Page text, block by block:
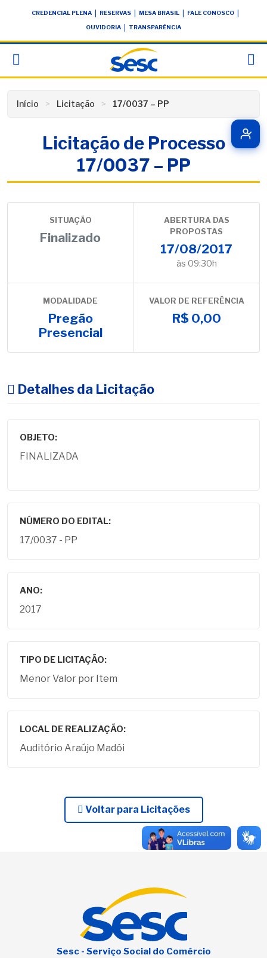
conteúdoCREDENCIAL PLENA RESERVAS MESA BRASIL FALE CONOSCO
OUVIDORIA TRANSPARÊNCIA
Início Licitação 17/0037 – PP
Licitação de Processo
17/0037 – PP
SITUAÇÃO
Finalizado
ABERTURA DAS
PROPOSTAS
17/08/2017
às 09:30h
MODALIDADE
Pregão
Presencial
VALOR DE REFERÊNCIA
R$ 0,00
Detalhes da Licitação
OBJETO:
FINALIZADA
NÚMERO DO EDITAL:
17/0037 - PP
ANO:
2017
TIPO DE LICITAÇÃO:
Menor Valor por Item
LOCAL DE REALIZAÇÃO:
Auditório Araújo Madói
Voltar para Licitações
Sesc - Serviço Social do Comércio